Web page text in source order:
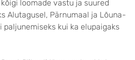
loomade vastu ja suured
Alutagusel, Pärnumaal ja Lõuna-
paljunemiseks kui ka elupaigaks